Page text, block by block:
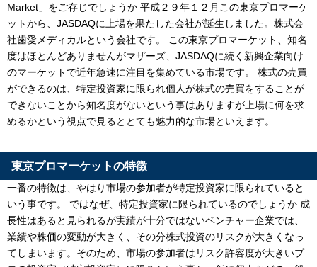
Market」をご存じでしょうか 平成２９年１２月この東京プロマーケ
ットから、JASDAQに上場を果たした会社が誕生しました。株式会
社歯愛メディカルという会社です。 この東京プロマーケット、知名
度はほとんどありませんがマザーズ、JASDAQに続く新興企業向け
のマーケットで近年急速に注目を集めている市場です。 株式の売買
ができるのは、特定投資家に限られ個人が株式の売買をすることが
できないことから知名度がないという事はありますが上場に何を求
めるかという視点で見るととても魅力的な市場といえます。
東京プロマーケットの特徴
一番の特徴は、やはり市場の参加者が特定投資家に限られていると
いう事です。 ではなぜ、特定投資家に限られているのでしょうか 成
長性はあると見られるが実績が十分ではないベンチャー企業では、
業績や株価の変動が大きく、その分株式投資のリスクが大きくなっ
てしまいます。そのため、市場の参加者はリスク許容度が大きいプ